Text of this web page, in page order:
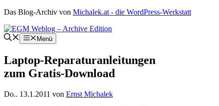
Zum
springen
Das Blog-Archiv von Michalek.at - die WordPress-Werkstatt
Menü
Laptop-Reparaturanleitungen
zum Gratis-Download
Do.. 13.1.2011 von Ernst Michalek